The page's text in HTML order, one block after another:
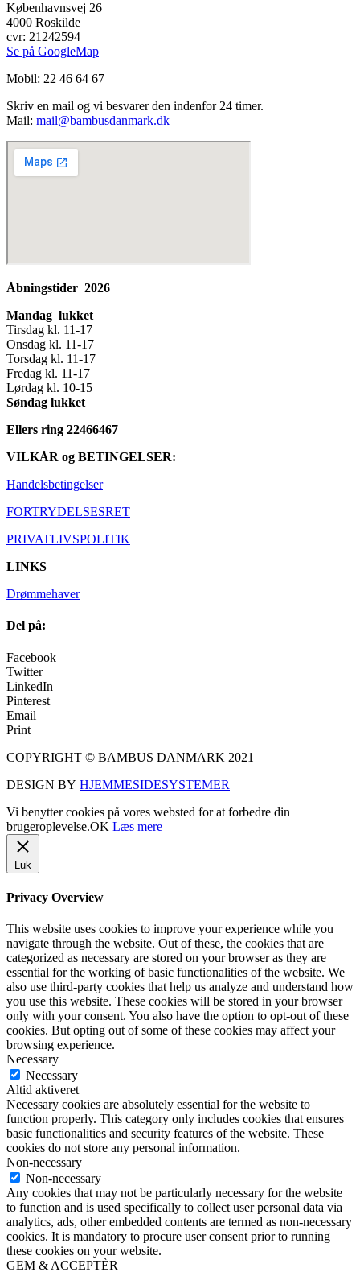
Københavnsvej 26
4000 Roskilde
cvr: 21242594
Se på GoogleMap
Mobil: 22 46 64 67
Skriv en mail og vi besvarer den indenfor 24 timer.
Mail: mail@bambusdanmark.dk
Åbningstider 2026
Mandag lukket
Tirsdag kl. 11-17
Onsdag kl. 11-17
Torsdag kl. 11-17
Fredag kl. 11-17
Lørdag kl. 10-15
Søndag lukket
Ellers ring 22466467
VILKÅR og BETINGELSER:
Handelsbetingelser
FORTRYDELSESRET
PRIVATLIVSPOLITIK
LINKS
Drømmehaver
Del på:
Facebook
Twitter
LinkedIn
Pinterest
Email
Print
COPYRIGHT © BAMBUS DANMARK 2021
DESIGN BY HJEMMESIDESYSTEMER
Vi benytter cookies på vores websted for at forbedre din
brugeroplevelse.OK Læs mere
Luk
Privacy Overview
This website uses cookies to improve your experience while you
navigate through the website. Out of these, the cookies that are
categorized as necessary are stored on your browser as they are
essential for the working of basic functionalities of the website. We
also use third-party cookies that help us analyze and understand how
you use this website. These cookies will be stored in your browser
only with your consent. You also have the option to opt-out of these
cookies. But opting out of some of these cookies may affect your
browsing experience.
Necessary
Necessary
Altid aktiveret
Necessary cookies are absolutely essential for the website to
function properly. This category only includes cookies that ensures
basic functionalities and security features of the website. These
cookies do not store any personal information.
Non-necessary
Non-necessary
Any cookies that may not be particularly necessary for the website
to function and is used specifically to collect user personal data via
analytics, ads, other embedded contents are termed as non-necessary
cookies. It is mandatory to procure user consent prior to running
these cookies on your website.
GEM & ACCEPTÈR